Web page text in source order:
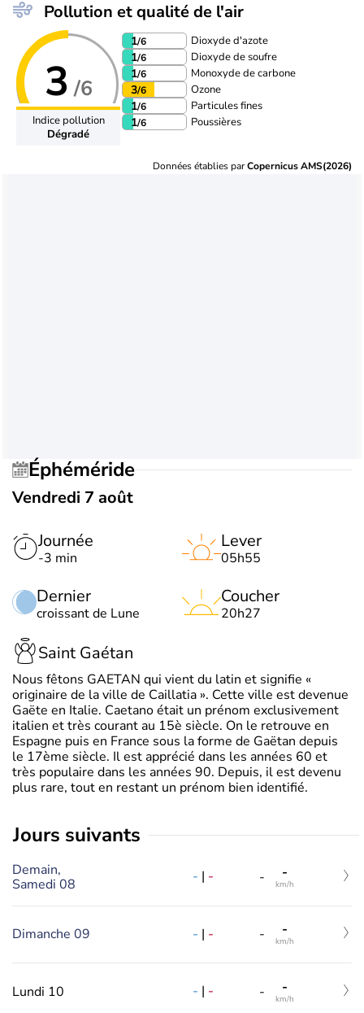
Pollution et qualité de l'air
3 /6
Indice pollution
Dégradé
1/6 Dioxyde d'azote
1/6 Dioxyde de soufre
1/6 Monoxyde de carbone
3/6 Ozone
1/6 Particules fines
1/6 Poussières
Données établies parCopernicus AMS(2026)
Éphéméride
Vendredi 7 août
Journée
-3 min
Dernier
croissant de Lune
Lever
05h55
Coucher
20h27
Saint Gaétan
Nous fêtons GAETAN qui vient du latin et signifie «
originaire de la ville de Caillatia ». Cette ville est devenue
Gaëte en Italie. Caetano était un prénom exclusivement
italien et très courant au 15è siècle. On le retrouve en
Espagne puis en France sous la forme de Gaëtan depuis
le 17ème siècle. Il est apprécié dans les années 60 et
très populaire dans les années 90. Depuis, il est devenu
plus rare, tout en restant un prénom bien identifié.
jours suivants
Demain,
Samedi 08
- | - - -
km/h
Dimanche 09 - | - - -
km/h
Lundi 10 - | - - -
km/h